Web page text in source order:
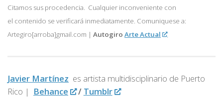
Citamos sus procedencia. Cualquier inconveniente con
el contenido se verificará inmediatamente. Comuniquese a:
Artegiro[arroba]gmail.com | Autogiro Arte Actual
Javier Martínez es artista multidisciplinario de Puerto
Rico |
Behance / Tumblr